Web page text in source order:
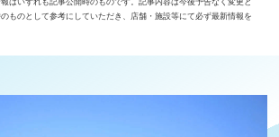
はいずれも記事公開時のものです。記事内容は今後予告なく変更と
ものとして参考にしていただき、店舗・施設等にて必ず最新情報を